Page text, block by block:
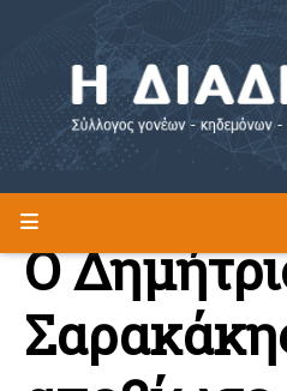
Η ΔΙΑΔΡΟΜΗ
Ο